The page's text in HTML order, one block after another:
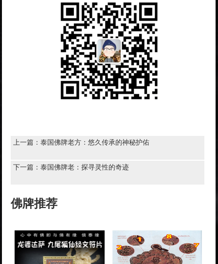
上一篇：泰国佛牌老方：悠久传承的神秘护佑
下一篇：泰国佛牌老：探寻灵性的奇迹
佛牌推荐